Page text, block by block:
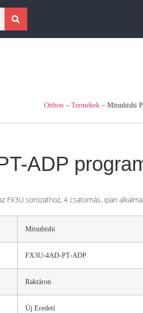
Otthon – Termékek – Mitsubishi
ADP
FX3U sorozathoz, 4 csatornás, ipari
Mitsubishi
FX3U-4AD-PT-ADP
Raktáron
Új Eredeti